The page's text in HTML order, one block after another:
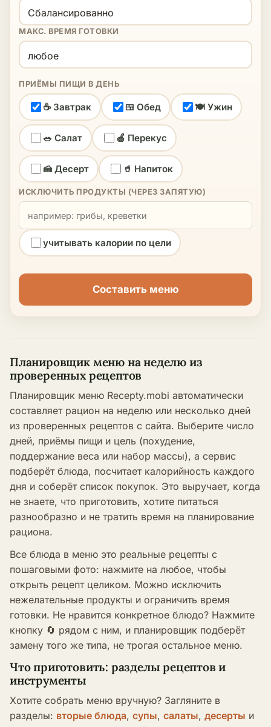
МАКС. ВРЕМЯ ГОТОВКИ
ПРИЁМЫ ПИЩИ В ДЕНЬ
☕ Завтрак 🍱 Обед 🍽 Ужин
🥗 Салат 🍏 Перекус
🍰 Десерт 🥤 Напиток
ИСКЛЮЧИТЬ ПРОДУКТЫ (ЧЕРЕЗ ЗАПЯТУЮ)
учитывать калории по цели
Составить меню
Планировщик меню на неделю из
проверенных рецептов
Планировщик меню Recepty.mobi автоматически
составляет рацион на неделю или несколько дней
из проверенных рецептов с сайта. Выберите число
дней, приёмы пищи и цель (похудение,
поддержание веса или набор массы), а сервис
подберёт блюда, посчитает калорийность каждого
дня и соберёт список покупок. Это выручает, когда
не знаете, что приготовить, хотите питаться
разнообразно и не тратить время на планирование
рациона.
Все блюда в меню это реальные рецепты с
пошаговыми фото: нажмите на любое, чтобы
открыть рецепт целиком. Можно исключить
нежелательные продукты и ограничить время
готовки. Не нравится конкретное блюдо? Нажмите
кнопку 🔄 рядом с ним, и планировщик подберёт
замену того же типа, не трогая остальное меню.
Что приготовить: разделы рецептов и
инструменты
Хотите собрать меню вручную? Загляните в
разделы: вторые блюда, супы, салаты, десерты и